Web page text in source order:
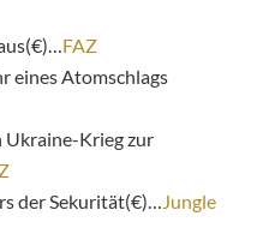
FAZ
eines Atomschlags
Ukraine-Krieg zur
der Sekurität(€)…Jungle